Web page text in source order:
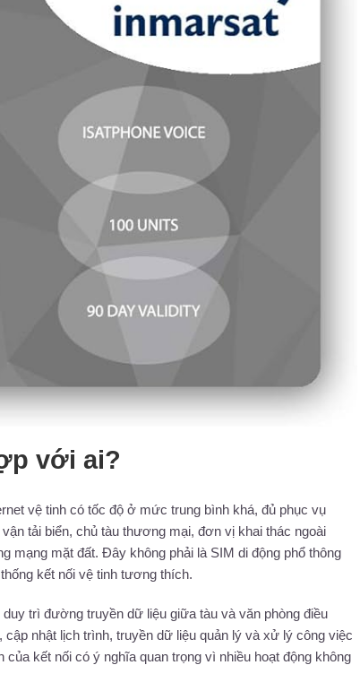
với ai?
vệ tinh có tốc độ ở mức trung bình khá, đủ phục vụ
tải biển, chủ tàu thương mại, đơn vị khai thác ngoài
mạng mặt đất. Đây không phải là SIM di động phổ thông
kết nối vệ tinh tương thích.
trì đường truyền dữ liệu giữa tàu và văn phòng điều
nhật lịch trình, truyền dữ liệu quản lý và xử lý công việc
kết nối có ý nghĩa quan trọng vì nhiều hoạt động không